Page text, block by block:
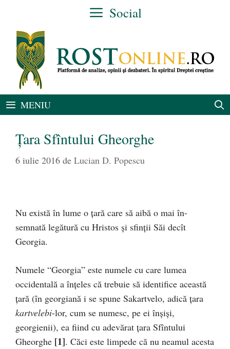
conținut
Social
MENIU
Țara Sfîntului Gheorghe
6 iulie 2016 de Lucian D. Popescu
Nu există în lume o ţară care să aibă o mai în-
semnată legătură cu Hristos şi sfinţii Săi decît
Georgia.
Numele “Georgia” este numele cu care lumea
occidentală a înţeles că trebuie să identifice această
ţară (în georgiană i se spune Sakartvelo, adică ţara
kartvelebi-lor, cum se numesc, pe ei înşişi,
georgienii), ea fiind cu adevărat ţara Sfîntului
Gheorghe [1]. Căci este limpede că nu neamul acesta